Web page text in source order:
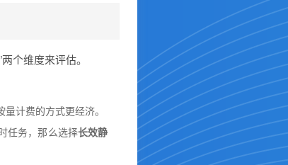
个维度来评估。
计费的方式更经济。
任务，那么选择长效静